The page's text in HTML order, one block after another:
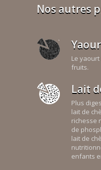
Nos autres
Le
fruits.
Lait
Plus
lait de
richesse
de
lait de
enfants